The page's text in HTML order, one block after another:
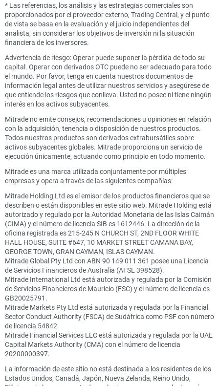
* Las referencias, los análisis y las estrategias comerciales son
proporcionados por el proveedor externo, Trading Central, y el punto
de vista se basa en la evaluación y el juicio independientes del
analista, sin considerar los objetivos de inversión ni la situación
financiera de los inversores.
Advertencia de riesgo: Operar puede suponer la pérdida de todo su
capital. Operar con derivados OTC puede no ser adecuado para todo
el mundo. Por favor, tenga en cuenta nuestros documentos de
información legal antes de utilizar nuestros servicios y asegúrese de
que entiende los riesgos que conlleva. Usted no posee ni tiene ningún
interés en los activos subyacentes.
Mitrade no emite consejos, recomendaciones u opiniones en relación
con la adquisición, tenencia o disposición de nuestros productos.
Todos nuestros productos son derivados extrabursátiles sobre
activos subyacentes globales. Mitrade proporciona un servicio de
ejecución únicamente, actuando como principio en todo momento.
Mitrade es una marca utilizada conjuntamente por múltiples
empresas y opera a través de las siguientes compañías:
Mitrade Holding Ltd es el emisor de los productos financieros que se
describen o están disponibles en este sitio web. Mitrade Holding está
autorizado y regulado por la Autoridad Monetaria de las Islas Caimán
(CIMA) y el número de licencia SIB es 1612446. La dirección de la
oficina registrada es 215-245 N CHURCH ST, 2ND FLOOR WHITE
HALL HOUSE, SUITE #647, 10 MARKET STREET CAMANA BAY,
GEORGE TOWN, GRAN CAYMAN, ISLAS CAYMAN.
Mitrade Global Pty Ltd con ABN 90 149 011 361 posee una Licencia
de Servicios Financieros de Australia (AFSL 398528).
Mitrade International Ltd está autorizada y regulada por la Comisión
de Servicios Financieros de Mauricio (FSC) y el número de licencia es
GB20025791.
Mitrade Markets Pty Ltd está autorizada y regulada por la Financial
Sector Conduct Authority (FSCA) de Sudáfrica como PSF con número
de licencia 54842.
Mitrade Financial Services LLC está autorizada y regulada por la UAE
Capital Markets Authority (CMA) con el número de licencia
20200000397.
La información de este sitio no está destinada a los residentes de los
Estados Unidos, Canadá, Japón, Nueva Zelanda, Reino Unido,